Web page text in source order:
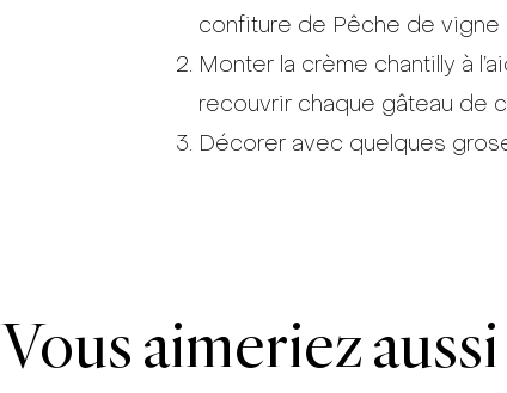
confiture de Pêche de vigne
Monter la crème chantilly à
recouvrir chaque gâteau de
Décorer avec quelques
Vous aimeriez aussi